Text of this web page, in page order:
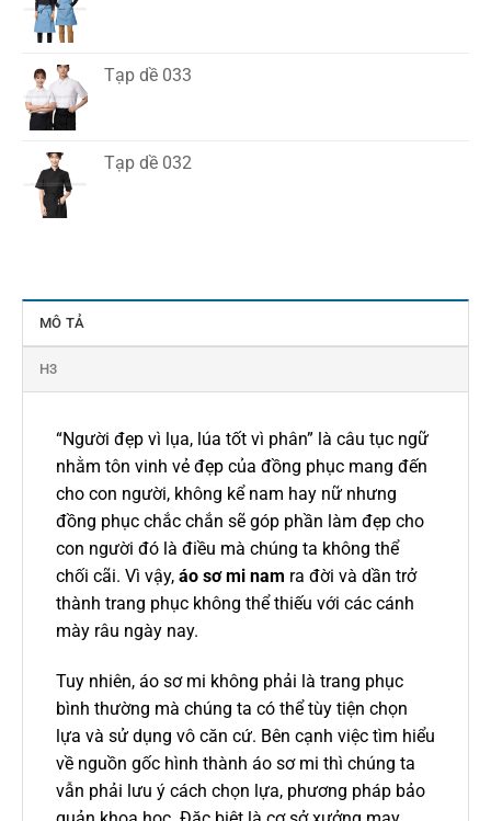
Tạp dề 033
Tạp dề 032
MÔ TẢ
H3
“Người đẹp vì lụa, lúa tốt vì phân” là câu tục ngữ
nhằm tôn vinh vẻ đẹp của đồng phục mang đến
cho con người, không kể nam hay nữ nhưng
đồng phục chắc chắn sẽ góp phần làm đẹp cho
con người đó là điều mà chúng ta không thể
chối cãi. Vì vậy, áo sơ mi nam ra đời và dần trở
thành trang phục không thể thiếu với các cánh
mày râu ngày nay.
Tuy nhiên, áo sơ mi không phải là trang phục
bình thường mà chúng ta có thể tùy tiện chọn
lựa và sử dụng vô căn cứ. Bên cạnh việc tìm hiểu
về nguồn gốc hình thành áo sơ mi thì chúng ta
vẫn phải lưu ý cách chọn lựa, phương pháp bảo